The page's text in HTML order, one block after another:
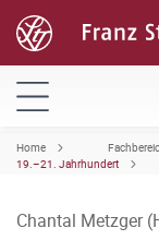
Home
19.–21. Jahrhundert
Chantal Metzger